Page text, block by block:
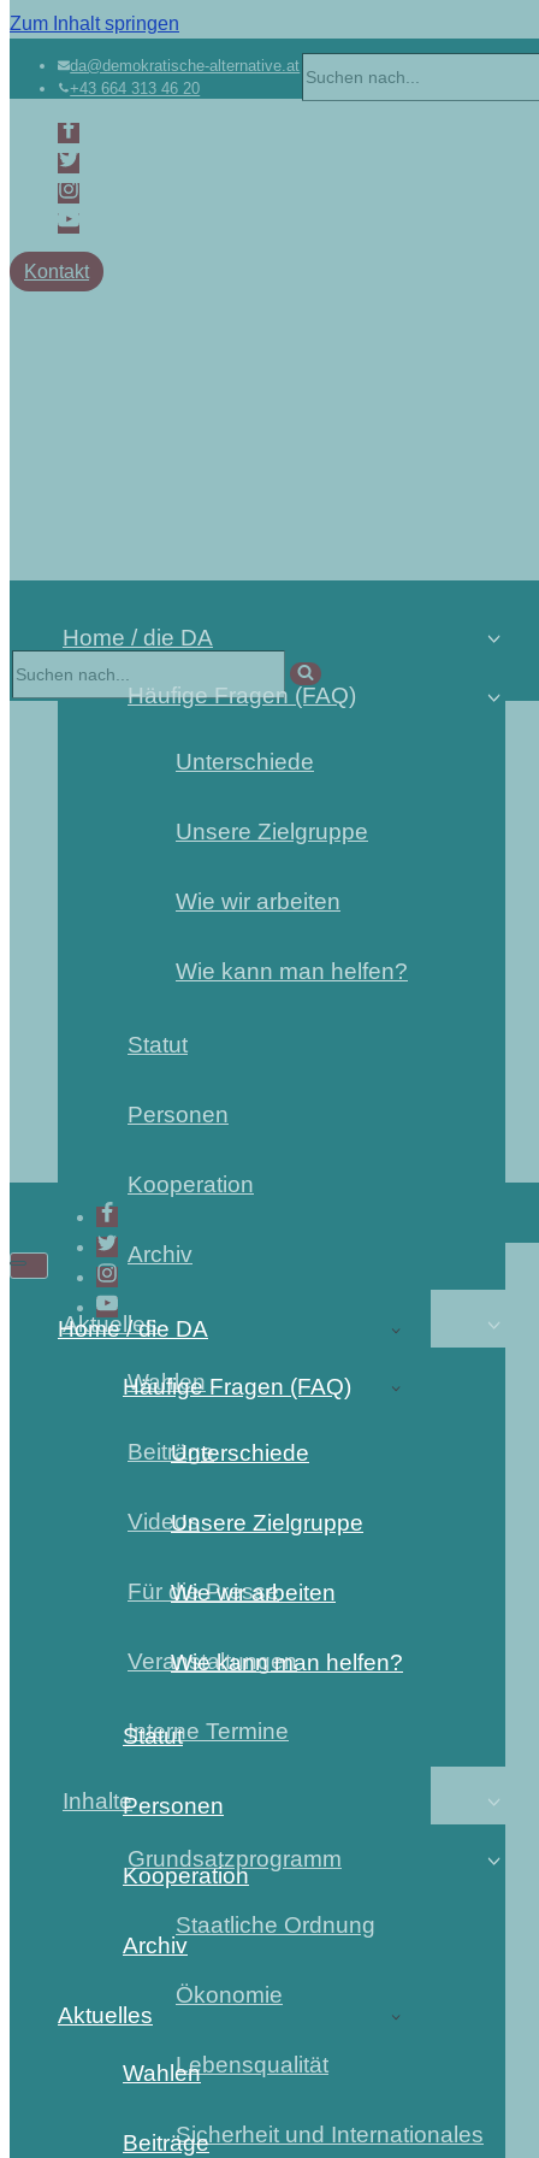
Zum Inhalt springen
da@demokratische-alternative.at
+43 664 313 46 20
nach …
Kontakt
Home / die DA
Häufige Fragen (FAQ)
Unterschiede
Unsere Zielgruppe
Wie wir arbeiten
Wie kann man helfen?
Statut
Personen
Kooperation
Archiv
Aktuelles
Wahlen
Beiträge
Videos
Für die Presse
Veranstaltungen
Interne Termine
Inhalte
Grundsatzprogramm
Staatliche Ordnung
Ökonomie
Lebensqualität
Sicherheit und Internationales
Navigations-
Navigations-
Home / die DA
Häufige Fragen (FAQ)
Unterschiede
Unsere Zielgruppe
Wie wir arbeiten
Wie kann man helfen?
Statut
Personen
Kooperation
Archiv
Aktuelles
Wahlen
Beiträge